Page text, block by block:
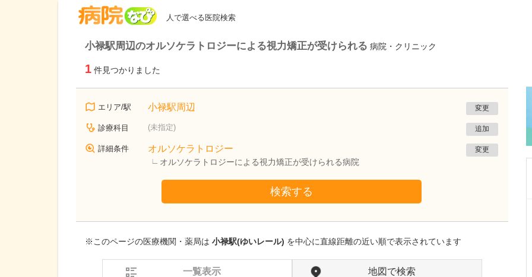
人で選べる医院検索
小禄駅周辺のオルソケラトロジーによる視力矯正が受けられる 病院・クリニック
1 件見つかりました
エリア/駅 小禄駅周辺 変更
診療科目 (未指定) 追加
詳細条件 オルソケラトロジー
オルソケラトロジーによる視力矯正が受けられる病院
変更
検索する
※このページの医療機関・薬局は 小禄駅(ゆいレール) を中心に直線距離の近い順で表示されています
一覧表示 地図で検索
一銀内科胃腸科クリニック
城間 翔院長取材記事
いのでしょうか?